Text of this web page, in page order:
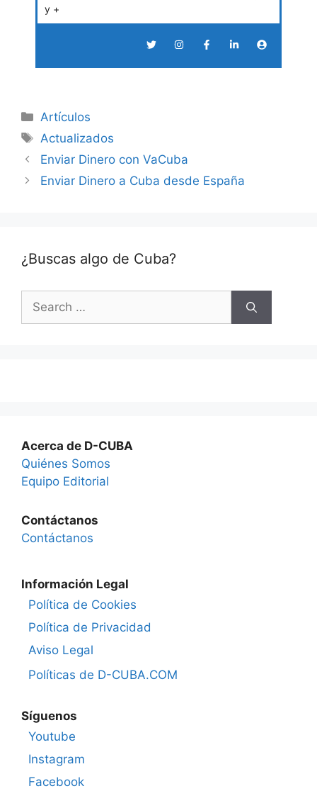
y +
Categories
Artículos
Tags
Actualizados
Enviar Dinero con VaCuba
Enviar Dinero a Cuba desde España
¿Buscas algo de Cuba?
Search
for:
Acerca de D-CUBA
Quiénes Somos
Equipo Editorial
Contáctanos
Contáctanos
Información Legal
Política de Cookies
Política de Privacidad
Aviso Legal
Políticas de D-CUBA.COM
Síguenos
Youtube
Instagram
Facebook